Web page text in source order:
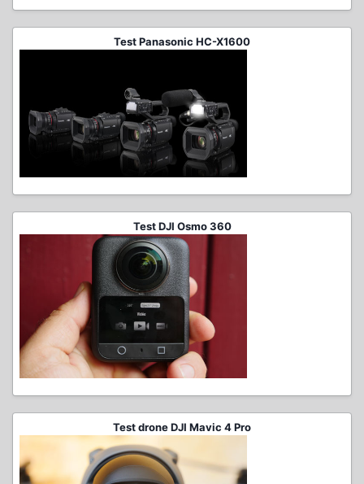
Test Panasonic HC-X1600
Test DJI Osmo 360
Test drone DJI Mavic 4 Pro